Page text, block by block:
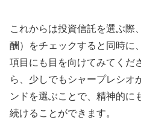
これからは投資信託を選ぶ際
酬）をチェックすると同時に
項目にも目を向けてみてくだ
ら、少しでもシャープレシオ
ンドを選ぶことで、精神的に
続けることができます。